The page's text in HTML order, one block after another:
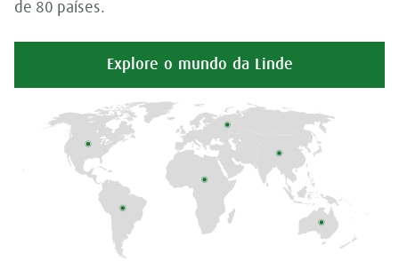
de 80 países.
Explore o mundo da Linde